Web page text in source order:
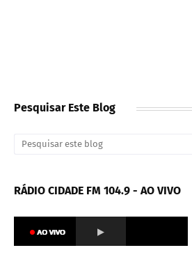
Pesquisar Este Blog
RÁDIO CIDADE FM 104.9 - AO VIVO